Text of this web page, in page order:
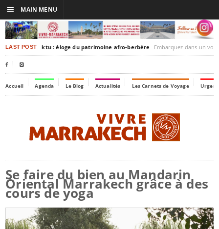
LAST POSTTimbuktu : éloge du patrimoine afro-berbère Embarquez dans un voyage culturel dans le
 
Accueil Agenda Le Blog Actualités Les Carnets de Voyage
Se faire du bien au Mandarin
Oriental Marrakech grâce à des
cours de yoga
☰ MAIN MENU